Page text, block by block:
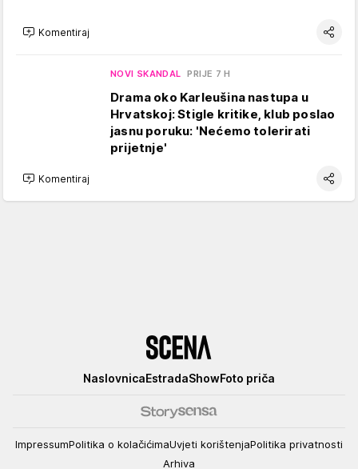
Komentiraj
NOVI SKANDAL PRIJE 7 H
Drama oko Karleušina nastupa u
Hrvatskoj: Stigle kritike, klub poslao
jasnu poruku: 'Nećemo tolerirati
prijetnje'
Komentiraj
NaslovnicaEstradaShowFoto priča
ImpressumPolitika o kolačićimaUvjeti korištenjaPolitika privatnosti
Arhiva